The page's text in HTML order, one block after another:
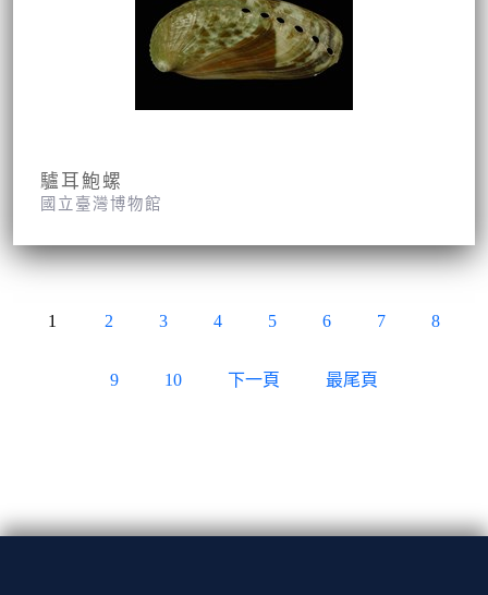
驢耳鮑螺
國立臺灣博物館
1 2 3 4 5 6 7 8
9 10 下一頁 最尾頁